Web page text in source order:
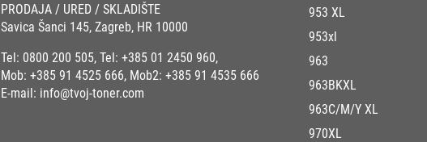
PRODAJA / URED / SKLADIŠTE
Savica Šanci 145, Zagreb, HR 10000
Tel: 0800 200 505, Tel: +385 01 2450 960,
Mob: +385 91 4525 666, Mob2: +385 91 4535 666
E-mail: info@tvoj-toner.com
953 XL
953xl
963
963BKXL
963C/M/Y XL
970XL